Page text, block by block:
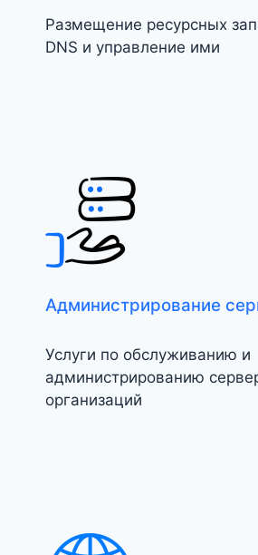
Размещение ресурсных
DNS и управление ими
Администрирование
Услуги по обслуживанию и
администрированию
организаций